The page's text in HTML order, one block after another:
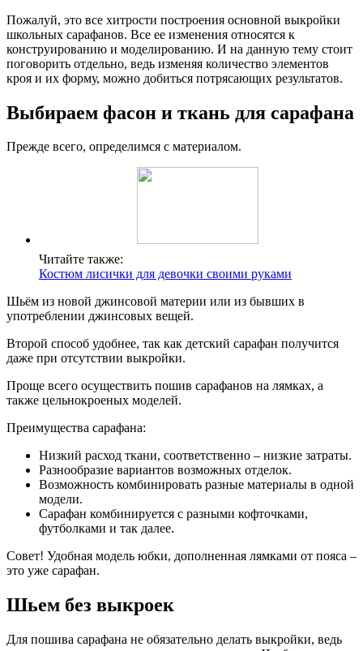
Пожалуй, это все хитрости построения основной выкройки
школьных сарафанов. Все ее изменения относятся к
конструированию и моделированию. И на данную тему стоит
поговорить отдельно, ведь изменяя количество элементов
кроя и их форму, можно добиться потрясающих результатов.
Выбираем фасон и ткань для сарафана
Прежде всего, определимся с материалом.
Читайте также:
Костюм лисички для девочки своими руками
Шьём из новой джинсовой материи или из бывших в
употреблении джинсовых вещей.
Второй способ удобнее, так как детский сарафан получится
даже при отсутствии выкройки.
Проще всего осуществить пошив сарафанов на лямках, а
также цельнокроеных моделей.
Преимущества сарафана:
Низкий расход ткани, соответственно – низкие затраты.
Разнообразие вариантов возможных отделок.
Возможность комбинировать разные материалы в одной
модели.
Сарафан комбинируется с разными кофточками,
футболками и так далее.
Совет! Удобная модель юбки, дополненная лямками от пояса –
это уже сарафан.
Шьем без выкроек
Для пошива сарафана не обязательно делать выкройки, ведь